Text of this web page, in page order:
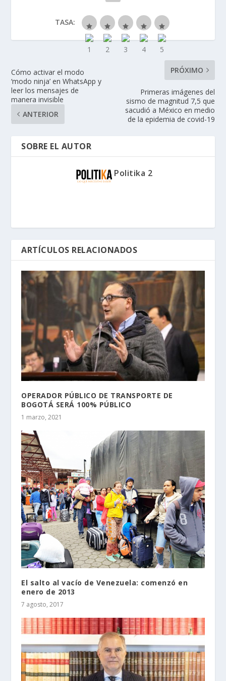
TASA:
Cómo activar el modo
‘modo ninja’ en WhatsApp y
leer los mensajes de
manera invisible
ANTERIOR
PRÓXIMO
Primeras imágenes del
sismo de magnitud 7,5 que
sacudió a México en medio
de la epidemia de covid-19
SOBRE EL AUTOR
Politika 2
ARTÍCULOS RELACIONADOS
OPERADOR PÚBLICO DE TRANSPORTE DE
BOGOTÁ SERÁ 100% PÚBLICO
1 marzo, 2021
El salto al vacío de Venezuela: comenzó en
enero de 2013
7 agosto, 2017